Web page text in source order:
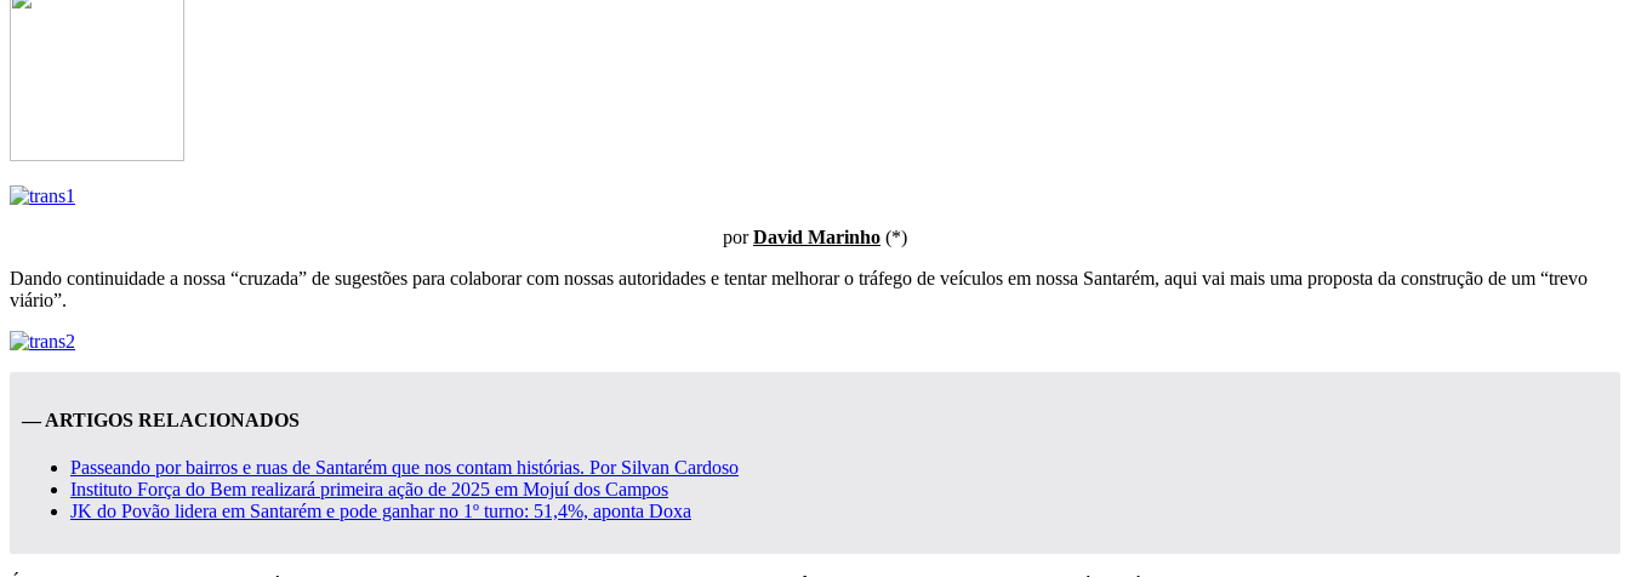
porDavid Marinho (*)
Dando continuidade a nossa “cruzada” de sugestões para colaborar com nossas autoridades e tentar melhorar o tráfego de veículos em nossa Santarém, aqui vai mais uma proposta da construção de um “trevo
viário”.
— ARTIGOS RELACIONADOS
Passeando por bairros e ruas de Santarém que nos contam histórias. Por Silvan Cardoso
Instituto Força do Bem realizará primeira ação de 2025 em Mojuí dos Campos
JK do Povão lidera em Santarém e pode ganhar no 1º turno: 51,4%, aponta Doxa